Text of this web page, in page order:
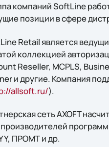
компаний SoftLine
позиции в сфере
Retail является
коллекцией
Reseller, MCPLS,
и другие. Компания
allsoft.ru/).
сеть AXOFT
ПРОМТ и др.